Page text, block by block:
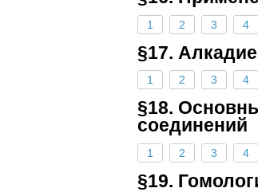
1 2 3 4
§17.
1 2 3 4
§18.
соединений
1 2 3 4
§19.